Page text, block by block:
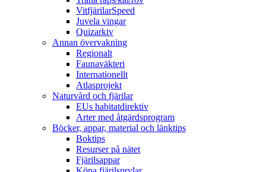
VitfjärilarSpeed
Juvela vingar
Quizarkiv
Annan övervakning
Regionalt
Faunaväkteri
Internationellt
Atlasprojekt
Naturvård och fjärilar
EUs habitatdirektiv
Arter med åtgärdsprogram
Böcker, appar, material och länktips
Boktips
Resurser på nätet
Fjärilsappar